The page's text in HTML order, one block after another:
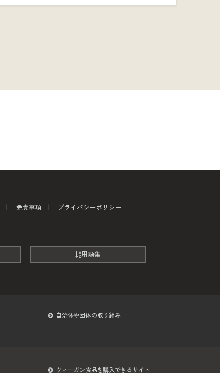
免責事項 プライバシーポリシー
用語集
自治体や団体の取り組み
ヴィーガン食品を購入できるサイト